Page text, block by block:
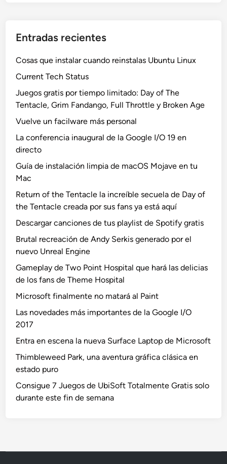
Entradas recientes
Cosas que instalar cuando reinstalas Ubuntu Linux
Current Tech Status
Juegos gratis por tiempo limitado: Day of The
Tentacle, Grim Fandango, Full Throttle y Broken Age
Vuelve un facilware más personal
La conferencia inaugural de la Google I/O 19 en
directo
Guía de instalación limpia de macOS Mojave en tu
Mac
Return of the Tentacle la increíble secuela de Day of
the Tentacle creada por sus fans ya está aquí
Descargar canciones de tus playlist de Spotify gratis
Brutal recreación de Andy Serkis generado por el
nuevo Unreal Engine
Gameplay de Two Point Hospital que hará las delicias
de los fans de Theme Hospital
Microsoft finalmente no matará al Paint
Las novedades más importantes de la Google I/O
2017
Entra en escena la nueva Surface Laptop de Microsoft
Thimbleweed Park, una aventura gráfica clásica en
estado puro
Consigue 7 Juegos de UbiSoft Totalmente Gratis solo
durante este fin de semana